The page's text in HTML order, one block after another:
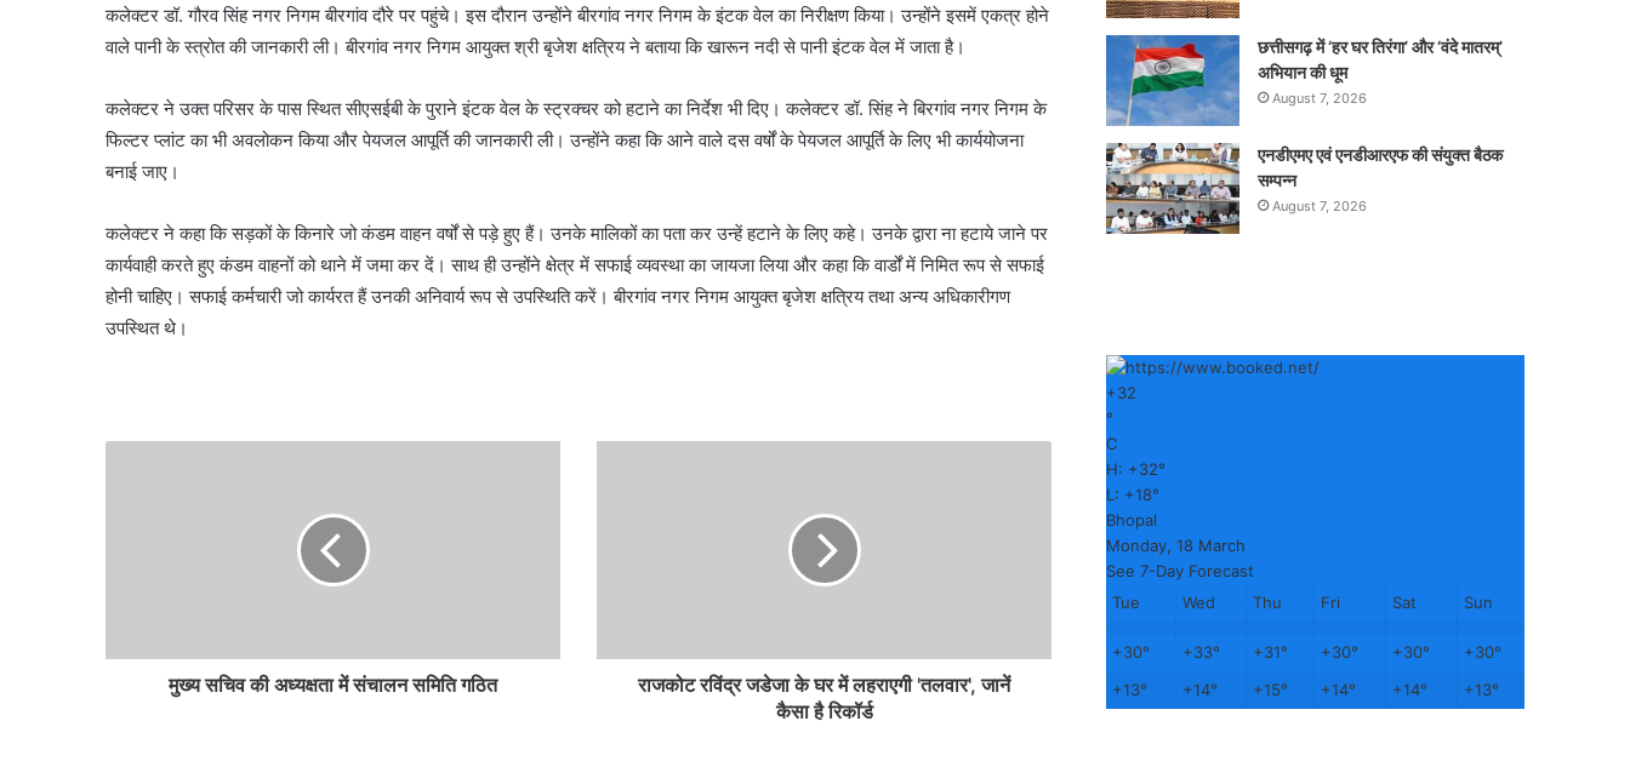
कलेक्टर डॉ. गौरव सिंह नगर निगम बीरगांव दौरे पर पहुंचे। इस दौरान उन्होंने बीरगांव नगर निगम के इंटक वेल का निरीक्षण किया। उन्होंने इसमें एकत्र होने
वाले पानी के स्त्रोत की जानकारी ली। बीरगांव नगर निगम आयुक्त श्री बृजेश क्षत्रिय ने बताया कि खारून नदी से पानी इंटक वेल में जाता है।
कलेक्टर ने उक्त परिसर के पास स्थित सीएसईबी के पुराने इंटक वेल के स्ट्रक्चर को हटाने का निर्देश भी दिए। कलेक्टर डॉ. सिंह ने बिरगांव नगर निगम के
फिल्टर प्लांट का भी अवलोकन किया और पेयजल आपूर्ति की जानकारी ली। उन्होंने कहा कि आने वाले दस वर्षों के पेयजल आपूर्ति के लिए भी कार्ययोजना
बनाई जाए।
कलेक्टर ने कहा कि सड़कों के किनारे जो कंडम वाहन वर्षों से पड़े हुए हैं। उनके मालिकों का पता कर उन्हें हटाने के लिए कहे। उनके द्वारा ना हटाये जाने पर
कार्यवाही करते हुए कंडम वाहनों को थाने में जमा कर दें। साथ ही उन्होंने क्षेत्र में सफाई व्यवस्था का जायजा लिया और कहा कि वार्डों में निमित रूप से सफाई
होनी चाहिए। सफाई कर्मचारी जो कार्यरत हैं उनकी अनिवार्य रूप से उपस्थिति करें। बीरगांव नगर निगम आयुक्त बृजेश क्षत्रिय तथा अन्य अधिकारीगण
उपस्थित थे।
मुख्य सचिव की अध्यक्षता में संचालन समिति गठित
राजकोट रविंद्र जडेजा के घर में लहराएगी 'तलवार', जानें
कैसा है रिकॉर्ड
छत्तीसगढ़ में ‘हर घर तिरंगा’ और ‘वंदे मातरम्’
अभियान की धूम
August 7, 2026
एनडीएमए एवं एनडीआरएफ की संयुक्त बैठक
सम्पन्न
August 7, 2026
+32
°
C
H: +32°
L: +18°
Bhopal
Monday, 18 March
See 7-Day Forecast
Tue
Wed Thu Fri Sat Sun
+30° +33° +31° +30° +30° +30°
+13° +14° +15° +14° +14° +13°